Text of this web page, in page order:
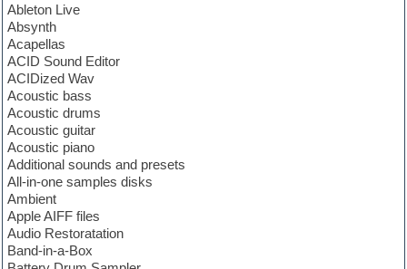
Ableton Live
Absynth
Acapellas
ACID Sound Editor
ACIDized Wav
Acoustic bass
Acoustic drums
Acoustic guitar
Acoustic piano
Additional sounds and presets
All-in-one samples disks
Ambient
Apple AIFF files
Audio Restoratation
Band-in-a-Box